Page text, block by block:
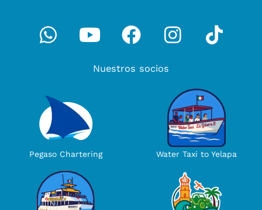
Whatsapp
YoutubeFacebook
Nuestros socios
Pegaso Chartering Water Taxi to Yelapa